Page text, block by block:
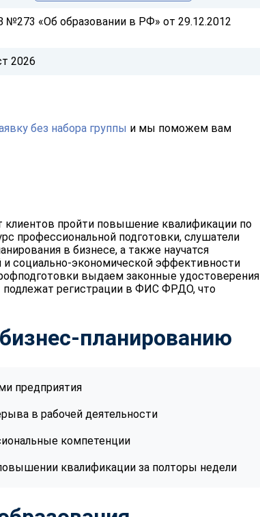
«Об образовании в РФ» от 29.12.2012
2026
без набора группы и мы поможем вам
пройти повышение квалификации по
профессиональной подготовки, слушатели
в бизнесе, а также научатся
социально-экономической эффективности
выдаем законные удостоверения
регистрации в ФИС ФРДО, что
планированию
предприятия
в рабочей деятельности
компетенции
квалификации за полторы недели